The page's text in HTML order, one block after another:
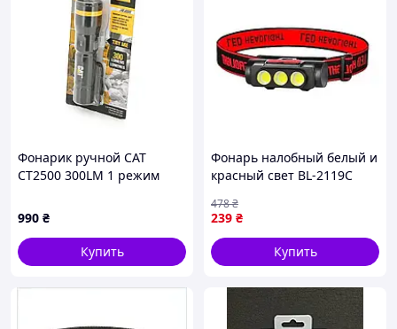
Фонарик ручной CAT
CT2500 300LM 1 режим
водостойкий ударостойкий
на батарейках AAA
990 ₴
Купить
Фонарь налобный белый и
красный свет BL-2119C
239 ₴
478₴
Купить